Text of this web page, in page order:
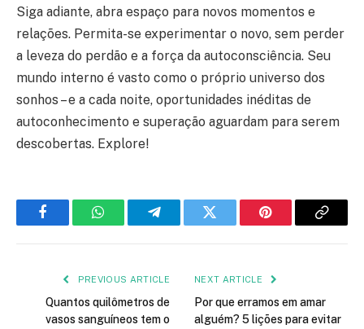
Siga adiante, abra espaço para novos momentos e
relações. Permita-se experimentar o novo, sem perder
a leveza do perdão e a força da autoconsciência. Seu
mundo interno é vasto como o próprio universo dos
sonhos – e a cada noite, oportunidades inéditas de
autoconhecimento e superação aguardam para serem
descobertas. Explore!
FacebookWhatsAppTelegramTwitter Pinterest Copy
PREVIOUS ARTICLE
Quantos quilômetros de
vasos sanguíneos tem o
NEXT ARTICLE
Por que erramos em amar
alguém? 5 lições para evitar